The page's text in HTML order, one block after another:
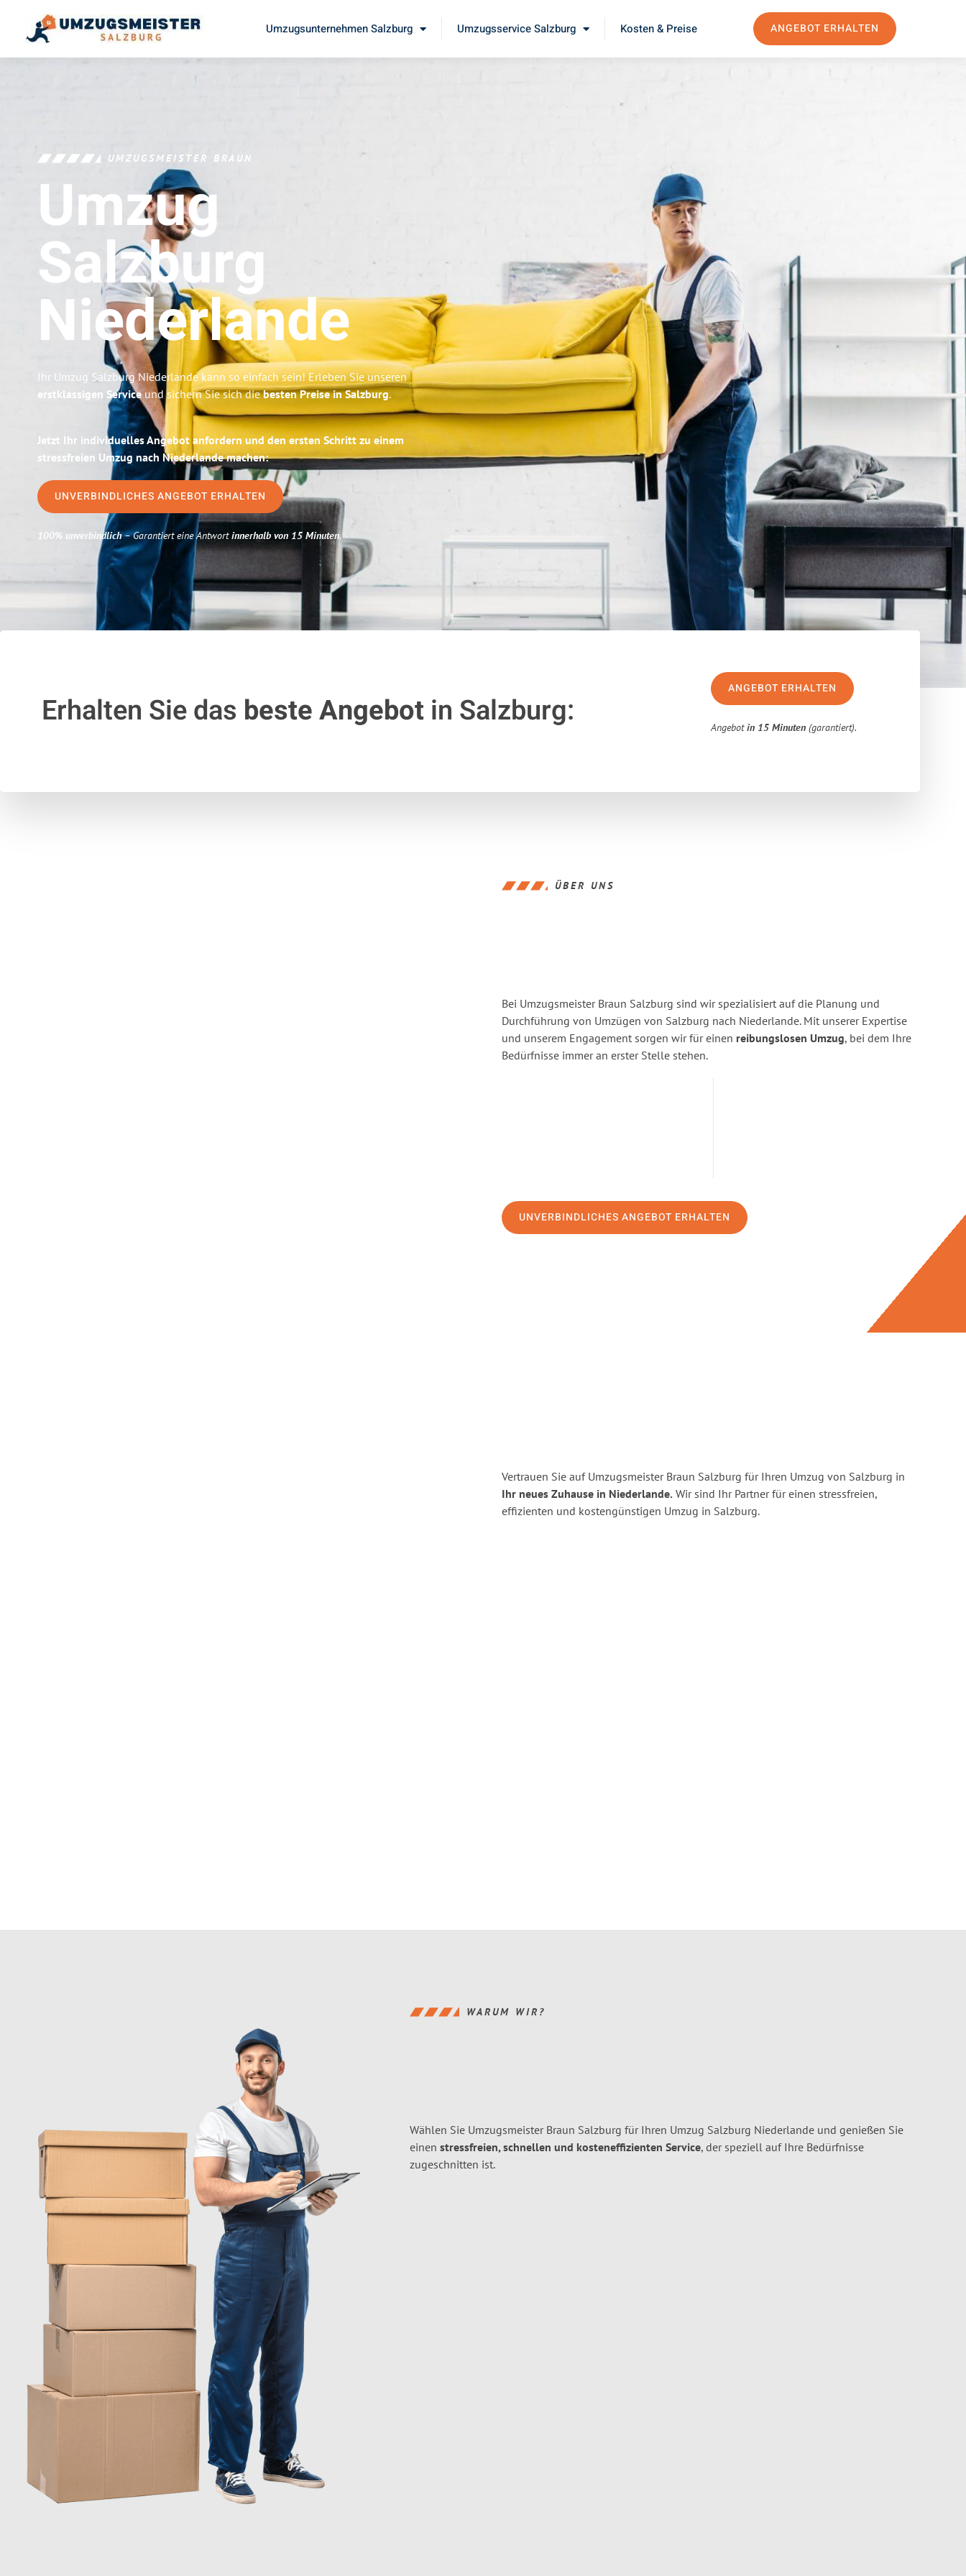
Umzugsunternehmen Salzburg Umzugsservice Salzburg Kosten & Preise ANGEBOT ERHALTEN
UMZUGSMEISTER BRAUN
Umzug
Salzburg
Niederlande
Ihr Umzug Salzburg Niederlande kann so einfach sein! Erleben Sie unseren
erstklassigen Serviceund sichern Sie sich diebesten Preise in Salzburg.
Jetzt Ihr individuelles Angebot anfordern und den ersten Schritt zu einem
stressfreien Umzug nach Niederlande machen:
UNVERBINDLICHES ANGEBOT ERHALTEN
100% unverbindlich– Garantiert eine Antwortinnerhalb von 15 Minuten.
Erhalten Sie das beste Angebotin Salzburg:
ANGEBOT ERHALTEN
Angebotin 15 Minuten (garantiert).
ÜBER UNS
Bei Umzugsmeister Braun Salzburg sind wir spezialisiert auf die Planung und
Durchführung von Umzügen von Salzburg nach Niederlande. Mit unserer Expertise
und unserem Engagement sorgen wir für einen reibungslosen Umzug, bei dem Ihre
Bedürfnisse immer an erster Stelle stehen.
UNVERBINDLICHES ANGEBOT ERHALTEN
Vertrauen Sie auf Umzugsmeister Braun Salzburg für Ihren Umzug von Salzburg in
Ihr neues Zuhause in Niederlande. Wir sind Ihr Partner für einen stressfreien,
effizienten und kostengünstigen Umzug in Salzburg.
WARUM WIR?
Wählen Sie Umzugsmeister Braun Salzburg für Ihren Umzug Salzburg Niederlande und genießen Sie
einen stressfreien, schnellen und kosteneffizienten Service, der speziell auf Ihre Bedürfnisse
zugeschnitten ist.